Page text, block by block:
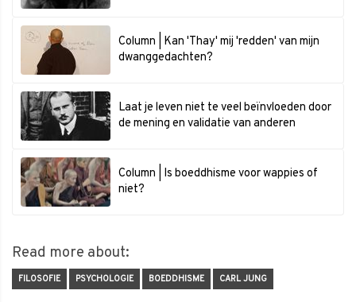
Column | Kan 'Thay' mij 'redden' van mijn
dwanggedachten?
Laat je leven niet te veel beïnvloeden door
de mening en validatie van anderen
Column | Is boeddhisme voor wappies of
niet?
Read more about:
FILOSOFIE PSYCHOLOGIE BOEDDHISME CARL JUNG